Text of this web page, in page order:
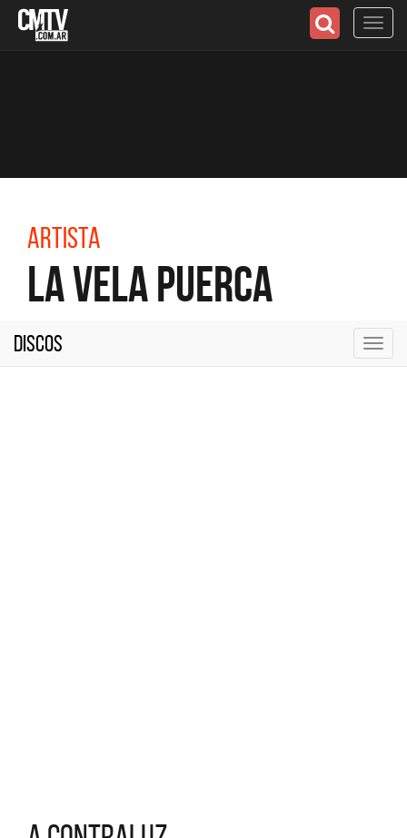
Artista
La Vela Puerca
Discos